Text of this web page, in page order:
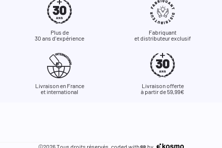
Plus de
30 ans d'expérience
Fabriquant
et distributeur exclusif
Livraison en France
et international
Livraison offerte
à partir de 59,99€
©2026 Tous droits réservés. coded with by